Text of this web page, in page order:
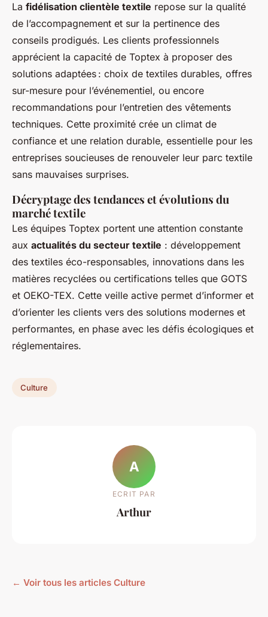
La fidélisation clientèle textile repose sur la qualité
de l’accompagnement et sur la pertinence des
conseils prodigués. Les clients professionnels
apprécient la capacité de Toptex à proposer des
solutions adaptées : choix de textiles durables, offres
sur-mesure pour l’événementiel, ou encore
recommandations pour l’entretien des vêtements
techniques. Cette proximité crée un climat de
confiance et une relation durable, essentielle pour les
entreprises soucieuses de renouveler leur parc textile
sans mauvaises surprises.
Décryptage des tendances et évolutions du
marché textile
Les équipes Toptex portent une attention constante
aux actualités du secteur textile : développement
des textiles éco-responsables, innovations dans les
matières recyclées ou certifications telles que GOTS
et OEKO-TEX. Cette veille active permet d’informer et
d’orienter les clients vers des solutions modernes et
performantes, en phase avec les défis écologiques et
réglementaires.
Culture
A
ECRIT PAR
Arthur
← Voir tous les articles Culture